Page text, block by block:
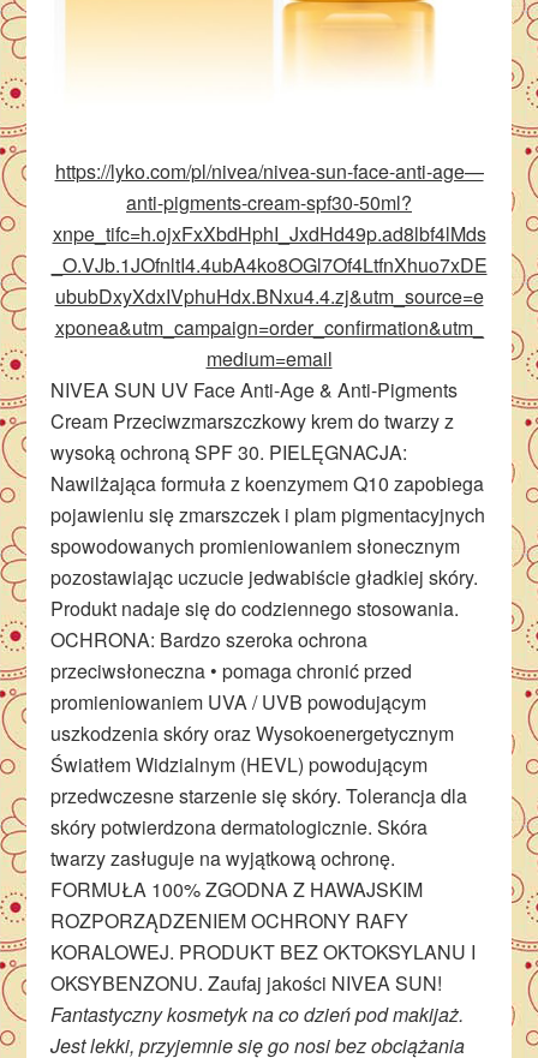
https://lyko.com/pl/nivea/nivea-sun-face-anti-age—
anti-pigments-cream-spf30-50ml?
xnpe_tifc=h.ojxFxXbdHphI_JxdHd49p.ad8lbf4lMds
_O.VJb.1JOfnltI4.4ubA4ko8OGl7Of4LtfnXhuo7xDE
ububDxyXdxIVphuHdx.BNxu4.4.zj&utm_source=e
xponea&utm_campaign=order_confirmation&utm_
medium=email
NIVEA SUN UV Face Anti-Age & Anti-Pigments
Cream Przeciwzmarszczkowy krem do twarzy z
wysoką ochroną SPF 30. PIELĘGNACJA:
Nawilżająca formuła z koenzymem Q10 zapobiega
pojawieniu się zmarszczek i plam pigmentacyjnych
spowodowanych promieniowaniem słonecznym
pozostawiając uczucie jedwabiście gładkiej skóry.
Produkt nadaje się do codziennego stosowania.
OCHRONA: Bardzo szeroka ochrona
przeciwsłoneczna • pomaga chronić przed
promieniowaniem UVA / UVB powodującym
uszkodzenia skóry oraz Wysokoenergetycznym
Światłem Widzialnym (HEVL) powodującym
przedwczesne starzenie się skóry. Tolerancja dla
skóry potwierdzona dermatologicznie. Skóra
twarzy zasługuje na wyjątkową ochronę.
FORMUŁA 100% ZGODNA Z HAWAJSKIM
ROZPORZĄDZENIEM OCHRONY RAFY
KORALOWEJ. PRODUKT BEZ OKTOKSYLANU I
OKSYBENZONU. Zaufaj jakości NIVEA SUN!
Fantastyczny kosmetyk na co dzień pod makijaż.
Jest lekki, przyjemnie się go nosi bez obciążania